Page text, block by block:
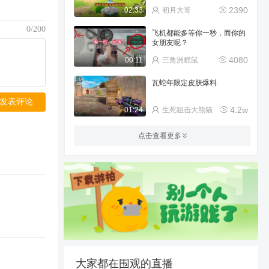
0/200
发表评论
02:33 2390
初月大哥
00:11
飞机都能多等你一秒，而你的
女朋友呢？
4080
三角洲糕鼠
01:24
瓦蛇年限定皮肤爆料
4.2w
生死狙击大熊猫
我的世界：在MC里变身成钢
00:55
开局卫星锅到手信心拉满，多
重搞笑失误叠满，结局猝不及
防
3418
片哥三角洲行动
06:04
【小阿彪实战解说】万妖穴雷
之祖巫打法解析
～小阿彪～
点击查看更多
大家都在围观的直播